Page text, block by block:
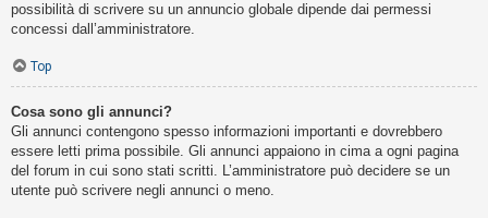
possibilità di scrivere su un annuncio globale dipende dai permessi
concessi dall’amministratore.
Top
Cosa sono gli annunci?
Gli annunci contengono spesso informazioni importanti e dovrebbero
essere letti prima possibile. Gli annunci appaiono in cima a ogni pagina
del forum in cui sono stati scritti. L’amministratore può decidere se un
utente può scrivere negli annunci o meno.